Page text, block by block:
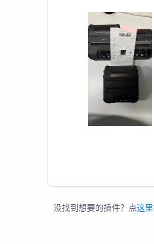
没找到想要的插件？点这里